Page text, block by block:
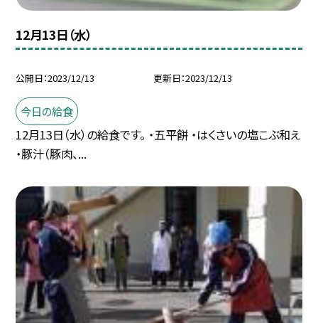
12月13日（水）
公開日 2023/12/13 更新日 2023/12/13
今日の給食
12月13日（水）の給食です。 ・五平餅 ・はくさいの塩こぶ和え
・豚汁（豚肉、...